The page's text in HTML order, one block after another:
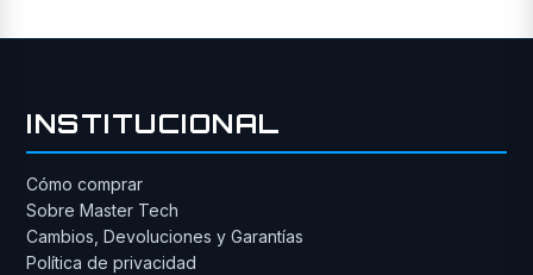
INSTITUCIONAL
Cómo comprar
Sobre Master Tech
Cambios, Devoluciones y Garantías
Política de privacidad